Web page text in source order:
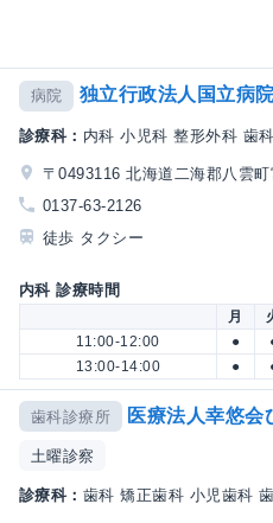
病院 独立行政法人国立病
診療科： 内科 小児科 整形外科 歯
〒0493116 北海道二海郡八雲
0137-63-2126
徒歩 タクシー
内科 診療時間
月
11:00-12:00
●
13:00-14:00
●
歯科診療所 医療法人幸悠会
土曜診察
診療科： 歯科 矯正歯科 小児歯科